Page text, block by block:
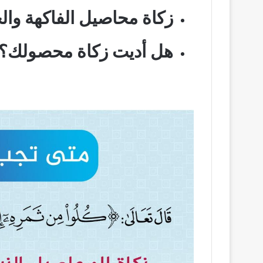
زكاة محاصيل الفاكهة
هل أديت زكاة